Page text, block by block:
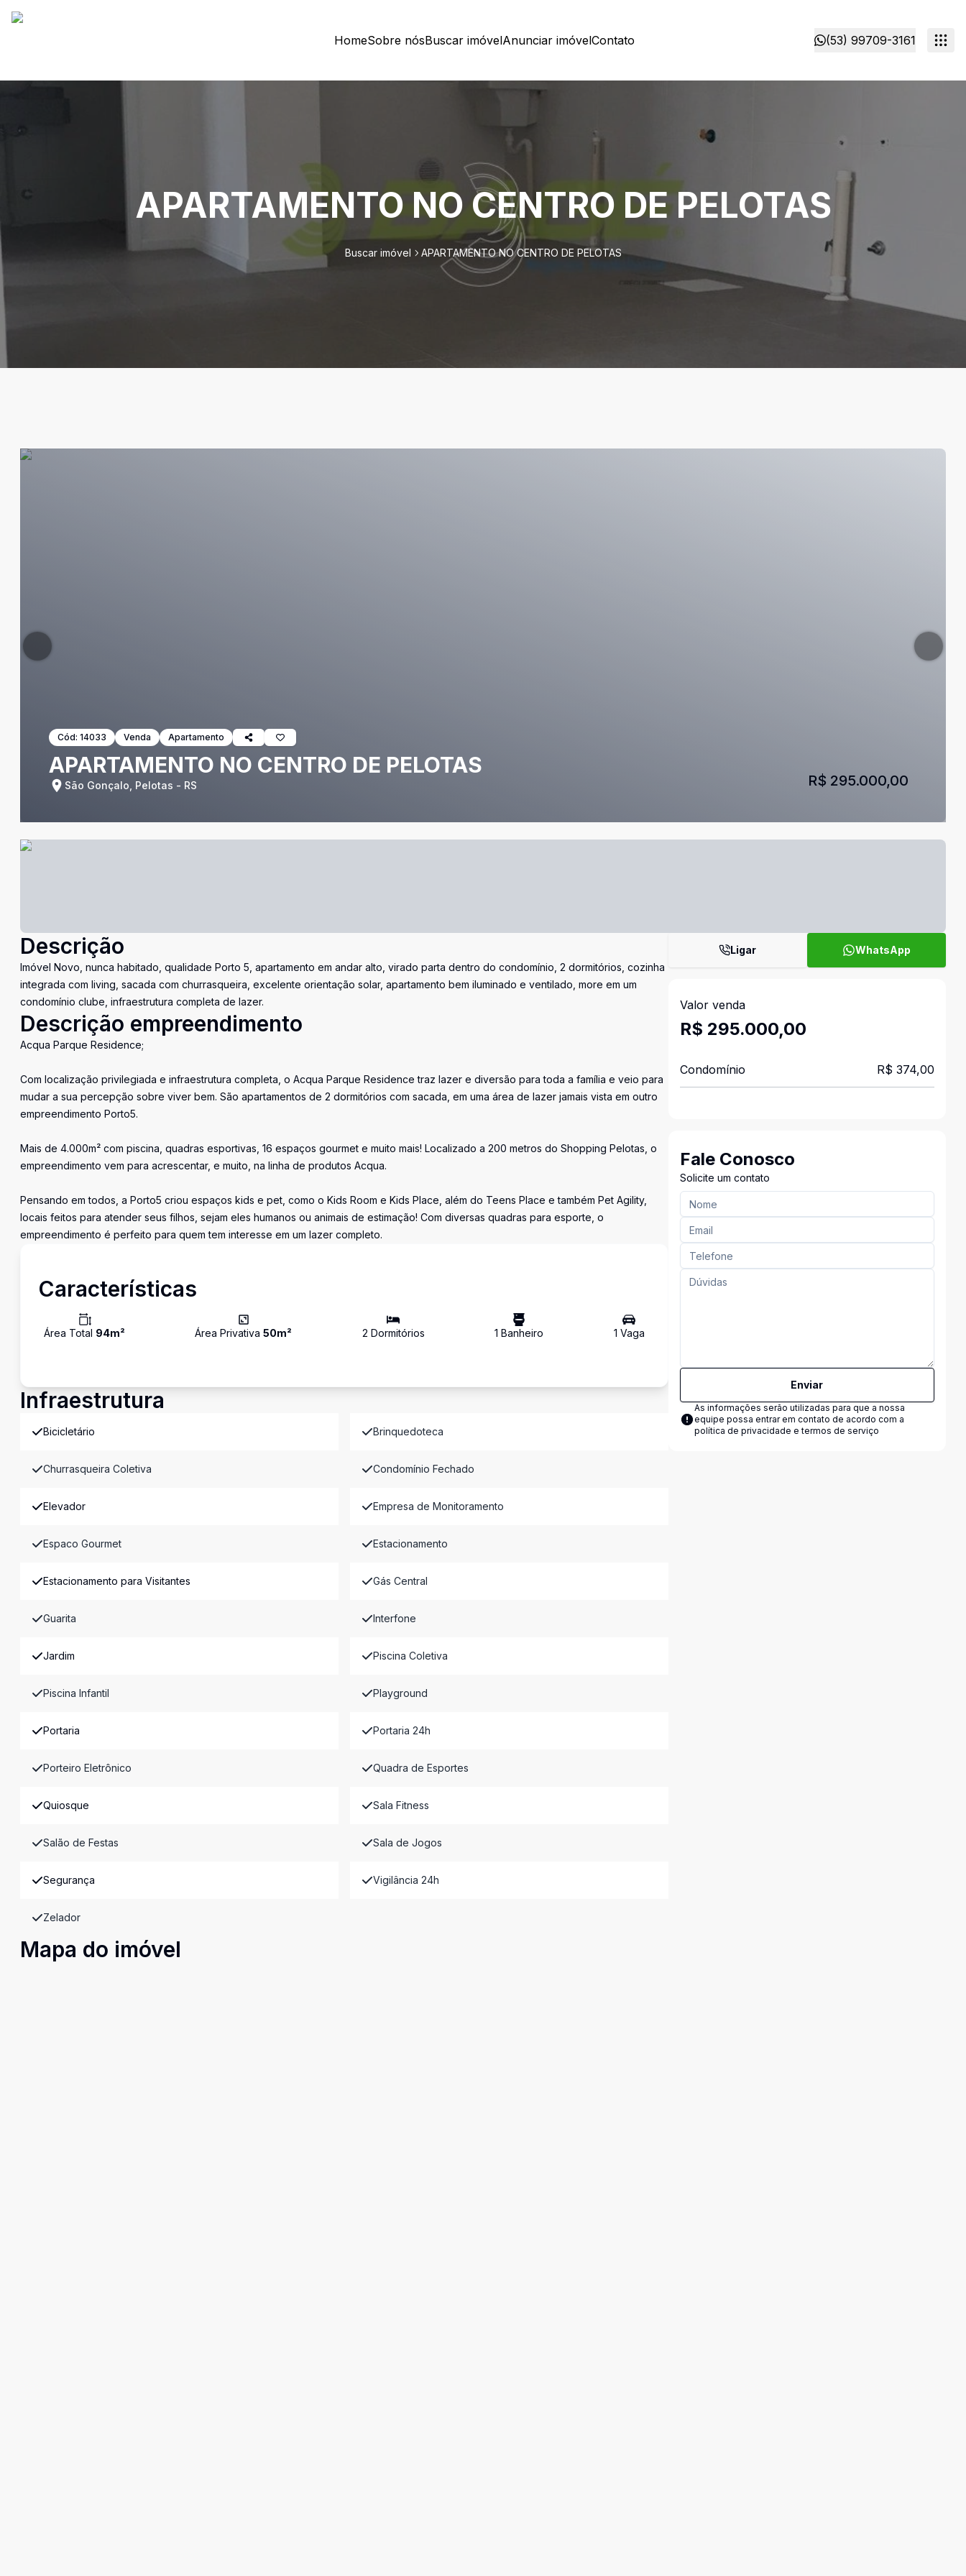
HomeSobre nósBuscar imóvelAnunciar imóvelContato (53) 99709-3161
APARTAMENTO NO CENTRO DE PELOTAS
Buscar imóvel APARTAMENTO NO CENTRO DE PELOTAS
Cód: 14033 Venda Apartamento
APARTAMENTO NO CENTRO DE PELOTAS
São Gonçalo, Pelotas - RS R$ 295.000,00
Descrição
Imóvel Novo, nunca habitado, qualidade Porto 5, apartamento em andar alto, virado parta dentro do condomínio, 2 dormitórios, cozinha
integrada com living, sacada com churrasqueira, excelente orientação solar, apartamento bem iluminado e ventilado, more em um
condomínio clube, infraestrutura completa de lazer.
Descrição empreendimento
Acqua Parque Residence;
Com localização privilegiada e infraestrutura completa, o Acqua Parque Residence traz lazer e diversão para toda a família e veio para
mudar a sua percepção sobre viver bem. São apartamentos de 2 dormitórios com sacada, em uma área de lazer jamais vista em outro
empreendimento Porto5.
Mais de 4.000m² com piscina, quadras esportivas, 16 espaços gourmet e muito mais! Localizado a 200 metros do Shopping Pelotas, o
empreendimento vem para acrescentar, e muito, na linha de produtos Acqua.
Pensando em todos, a Porto5 criou espaços kids e pet, como o Kids Room e Kids Place, além do Teens Place e também Pet Agility,
locais feitos para atender seus filhos, sejam eles humanos ou animais de estimação! Com diversas quadras para esporte, o
empreendimento é perfeito para quem tem interesse em um lazer completo.
Características
Área Total 94m² Área Privativa50m² 2 Dormitórios 1 Banheiro 1 Vaga
Infraestrutura
Bicicletário Brinquedoteca
Churrasqueira Coletiva Condomínio Fechado
Elevador Empresa de Monitoramento
Espaco Gourmet Estacionamento
Estacionamento para Visitantes Gás Central
Guarita Interfone
Jardim Piscina Coletiva
Piscina Infantil Playground
Portaria Portaria 24h
Porteiro Eletrônico Quadra de Esportes
Quiosque Sala Fitness
Salão de Festas Sala de Jogos
Segurança Vigilância 24h
Zelador
Mapa do imóvel
Ligar WhatsApp
Valor venda
R$ 295.000,00
Condomínio R$ 374,00
Fale Conosco
Solicite um contato
Enviar
As informações serão utilizadas para que a nossa
equipe possa entrar em contato de acordo com a
política de privacidade e termos de serviço